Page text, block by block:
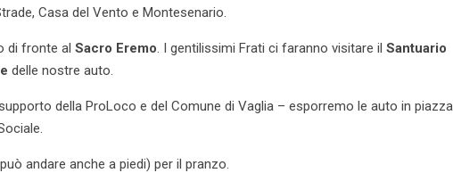
Casa del Vento e Montesenario.
di fronte al Sacro Eremo . I gentilissimi Frati ci faranno visitare il Santuario
delle nostre auto.
della ProLoco e del Comune di Vaglia – esporremo le auto in piazza
andare anche a piedi) per il pranzo.